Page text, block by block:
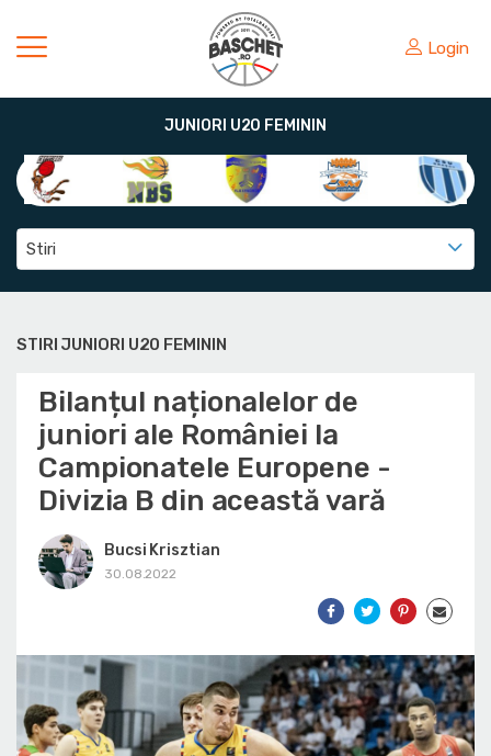
Login
JUNIORI U20 FEMININ
Stiri
STIRI JUNIORI U20 FEMININ
Bilanțul naționalelor de
juniori ale României la
Campionatele Europene -
Divizia B din această vară
Bucsi Krisztian
30.08.2022